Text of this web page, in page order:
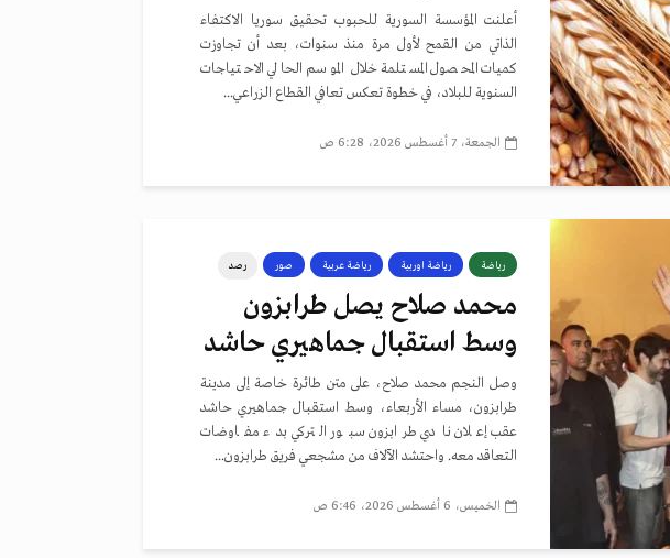
أعلنت المؤسسة السورية للحبوب تحقيق سوريا الاكتفاء
الذاتي من القمح لأول مرة منذ سنوات، بعد أن تجاوزت
كميات المحصول المستلمة خلال الموسم الحالي الاحتياجات
السنوية للبلاد، في خطوة تعكس تعافي القطاع الزراعي...
الجمعة، 7 أغسطس 2026، 6:28 ص
رياضة رياضة اوربية رياضة عربية صور رصد
محمد صلاح يصل طرابزون
وسط استقبال جماهيري حاشد
وصل النجم محمد صلاح، على متن طائرة خاصة إلى مدينة
طرابزون، مساء الأربعاء، وسط استقبال جماهيري حاشد
عقب إعلان نادي طرابزون سبور التركي بدء مفاوضات
التعاقد معه. واحتشد الآلاف من مشجعي فريق طرابزون...
الخميس، 6 أغسطس 2026، 6:46 ص